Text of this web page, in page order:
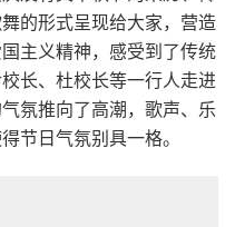
的形式呈现给大家，营造
主义精神，感受到了传统
长、杜校长等一行人走进
氛推向了高潮，歌声、乐
节日气氛别具一格。